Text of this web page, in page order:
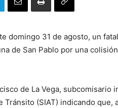
domingo 31 de agosto, un
de San Pablo por una
de La Vega, subcomisario
Tránsito (SIAT) indicando que,